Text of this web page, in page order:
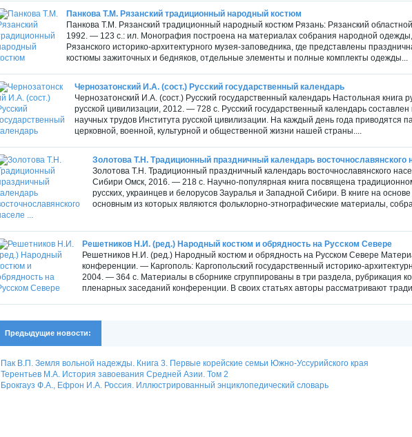
Панкова Т.М. Рязанский традиционный народный костюм
Панкова Т.М. Рязанский традиционный народный костюм Рязань: Рязанский областной
1992. — 123 с.: ил. Монография построена на материалах собрания народной
Рязанского историко-архитектурного музея-заповедника, где представлены
костюмы зажиточных и бедняков, отдельные элементы и полные комплекты одежды...
Чернозатонский И.А. (сост.) Русский государственный календарь
Чернозатонский И.А. (сост.) Русский государственный календарь Настольная книга
русской цивилизации, 2012. — 728 с. Русский государственный календарь
научных трудов Института русской цивилизации. На каждый день года приводятся
церковной, военной, культурной и общественной жизни нашей страны....
Золотова Т.Н. Традиционный праздничный календарь восточнославянского
Золотова Т.Н. Традиционный праздничный календарь восточнославянского
Сибири Омск, 2016. — 218 с. Научно-популярная книга посвящена
русских, украинцев и белорусов Зауралья и Западной Сибири. В книге на основе
основным из которых являются фольклорно-этнографические материалы,
Решетников Н.И. (ред.) Народный костюм и обрядность на Русском Севере
Решетников Н.И. (ред.) Народный костюм и обрядность на Русском Севере
конференции. — Каргополь: Каргопольский государственный историко-
2004. — 364 с. Материалы в сборнике сгруппированы в три раздела, рубрикация
пленарных заседаний конференции. В своих статьях авторы рассматривают
Предыдущие новости:
Пак В.П. Земля вольной надежды. Книга 3. Первые корейские семьи Южно-Уссурийского края
Терентьев М.А. История завоевания Средней Азии. Том 2
Брокгауз Ф.А., Ефрон И.А. Россия. Иллюстрированный энциклопедический словарь